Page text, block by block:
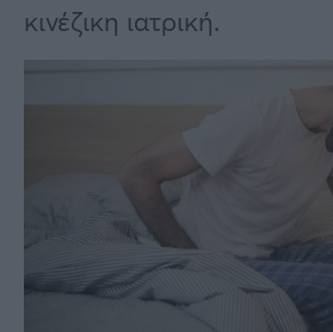
Γυναίκα
κινέζικη ιατρική.